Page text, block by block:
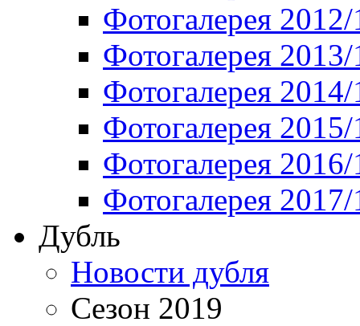
Фотогалерея
Фотогалерея
Фотогалерея
Фотогалерея
Фотогалерея
Фотогалерея
Дубль
Новости дубля
Сезон 2019